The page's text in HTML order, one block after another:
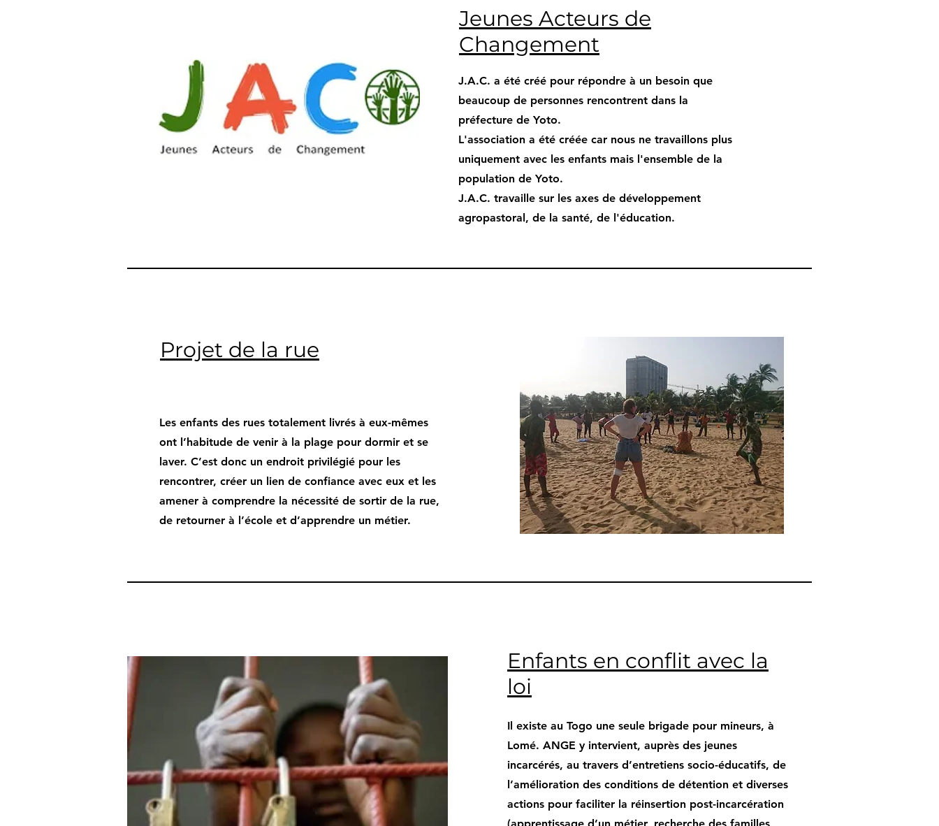
Jeunes Acteurs de
Changement
J.A.C. a été créé pour répondre à un besoin que
beaucoup de personnes rencontrent dans la
préfecture de Yoto.
L'association a été créée car nous ne travaillons plus
uniquement avec les enfants mais l'ensemble de la
population de Yoto.
J.A.C. travaille sur les axes de développement
agropastoral, de la santé, de l'éducation.
Projet de la rue
Les enfants des rues totalement livrés à eux-mêmes
ont l’habitude de venir à la plage pour dormir et se
laver. C’est donc un endroit privilégié pour les
rencontrer, créer un lien de confiance avec eux et les
amener à comprendre la nécessité de sortir de la rue,
de retourner à l’école et d’apprendre un métier.
Enfants en conflit avec la
loi
Il existe au Togo une seule brigade pour mineurs, à
Lomé. ANGE y intervient, auprès des jeunes
incarcérés, au travers d’entretiens socio-éducatifs, de
l’amélioration des conditions de détention et diverses
actions pour faciliter la réinsertion post-incarcération